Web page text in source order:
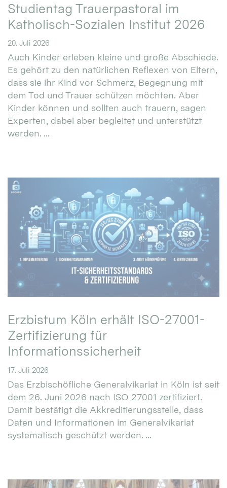
Studientag Trauerpastoral im
Katholisch-Sozialen Institut 2026
20. Juli 2026
Auch Kinder erleben kleine und große Abschiede.
Es gehört zu den natürlichen Reflexen von Eltern,
dass sie ihr Kind vor Schmerz, Begegnung mit
dem Tod und Trauer schützen möchten. Aber
Kinder können und sollten auch trauern, sagen
Experten, dabei aber begleitet und unterstützt
werden. ...
Erzbistum Köln erhält ISO-27001-
Zertifizierung für
Informationssicherheit
17. Juli 2026
Das Erzbischöfliche Generalvikariat in Köln ist seit
dem 26. Juni 2026 nach ISO 27001 zertifiziert.
Damit bestätigt die Akkreditierungsstelle, dass
Daten und Informationen im Generalvikariat
systematisch geschützt werden. ...